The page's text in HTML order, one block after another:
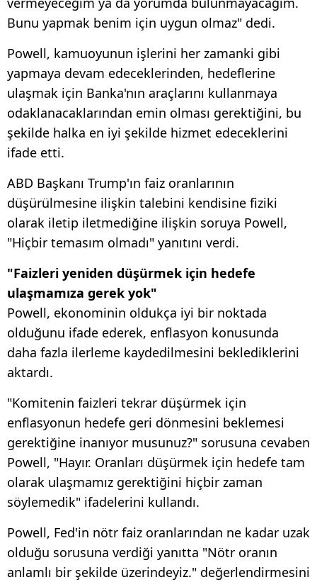
Bunu yapmak benim için uygun olmaz" dedi.
Powell, kamuoyunun işlerini her zamanki gibi
yapmaya devam edeceklerinden, hedeflerine
ulaşmak için Banka'nın araçlarını kullanmaya
odaklanacaklarından emin olması gerektiğini, bu
şekilde halka en iyi şekilde hizmet edeceklerini
ifade etti.
ABD Başkanı Trump'ın faiz oranlarının
düşürülmesine ilişkin talebini kendisine fiziki
olarak iletip iletmediğine ilişkin soruya Powell,
"Hiçbir temasım olmadı" yanıtını verdi.
"Faizleri yeniden düşürmek için hedefe
ulaşmamıza gerek yok"
Powell, ekonominin oldukça iyi bir noktada
olduğunu ifade ederek, enflasyon konusunda
daha fazla ilerleme kaydedilmesini beklediklerini
aktardı.
"Komitenin faizleri tekrar düşürmek için
enflasyonun hedefe geri dönmesini beklemesi
gerektiğine inanıyor musunuz?" sorusuna cevaben
Powell, "Hayır. Oranları düşürmek için hedefe tam
olarak ulaşmamız gerektiğini hiçbir zaman
söylemedik" ifadelerini kullandı.
Powell, Fed'in nötr faiz oranlarından ne kadar uzak
olduğu sorusuna verdiği yanıtta "Nötr oranın
anlamlı bir şekilde üzerindeyiz." değerlendirmesini